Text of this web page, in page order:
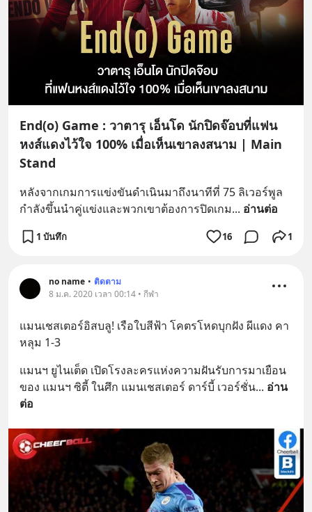
End(o) Game : วาตารุ เอ็นโด นักปิดจ๊อบที่แฟน
หงส์แดงไว้ใจ 100% เมื่อเห็นเขาลงสนาม | Main
Stand
หลังจากเกมการแข่งขันดำเนินมาถึงนาทีที่ 75 ลิเวอร์พูล
กำลังขึ้นนำคู่แข่งและพวกเขาต้องการปิดเกม... อ่านต่อ
1 บันทึก 16 1
no name • ติดตาม
8 ม.ค. 2020 เวลา 00:14 • กีฬา
แมนเชสเตอร์อิสบลู! เรือใบสีฟ้า โคตรโหดบุกฝัง ผีแดง คา
หลุม 1-3
แมนฯ ยูไนเต็ด เปิดโรงละครแห่งความฝันรับการมาเยือน
ของ แมนฯ ซิตี้ ในศึก แมนเชสเตอร์ ดาร์บี้ เวอร์ชั่น... อ่าน
ต่อ